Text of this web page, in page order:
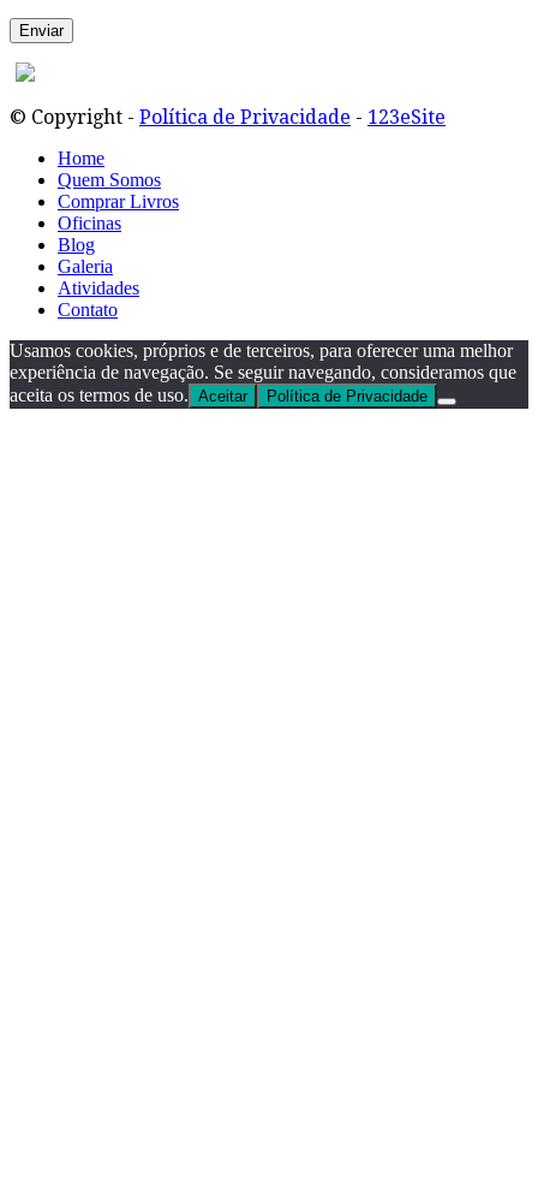
© Copyright - Política de Privacidade - 123eSite
Home
Quem Somos
Comprar Livros
Oficinas
Blog
Galeria
Atividades
Contato
Usamos cookies, próprios e de terceiros, para oferecer uma melhor
experiência de navegação. Se seguir navegando, consideramos que
aceita os termos de uso. Aceitar Política de Privacidade